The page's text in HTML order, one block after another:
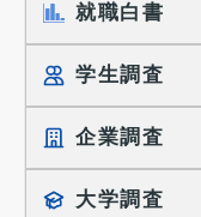
就職白書
学生調査
就職プロセス調査
就職活動TOPICS
企業調査
採用に関する調査
大学調査